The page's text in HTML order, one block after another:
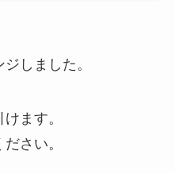
しました。
ます。
さい。